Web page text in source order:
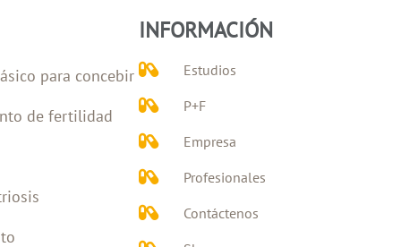
para concebir
de fertilidad
INFORMACIÓN
Estudios
P+F
Empresa
Profesionales
Contáctenos